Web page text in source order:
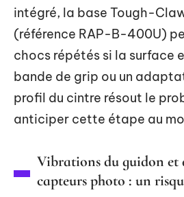
intégré, la base Tough-
(référence RAP-B-400U)
chocs répétés si la surface
bande de grip ou un
profil du cintre résout le
anticiper cette étape au
Vibrations du guidon et
capteurs photo : un